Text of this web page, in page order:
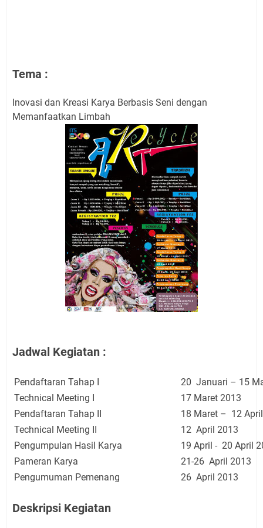
Tema :
Inovasi dan Kreasi Karya Berbasis Seni dengan
Memanfaatkan Limbah
Jadwal Kegiatan :
Pendaftaran Tahap I
20 Januari – 15
Technical Meeting I
17 Maret 2013
Pendaftaran Tahap II
18 Maret – 12
Technical Meeting II
12 April 2013
Pengumpulan Hasil Karya
19 April - 20 April
Pameran Karya
21-26 April 2013
Pengumuman Pemenang
26 April 2013
Deskripsi Kegiatan